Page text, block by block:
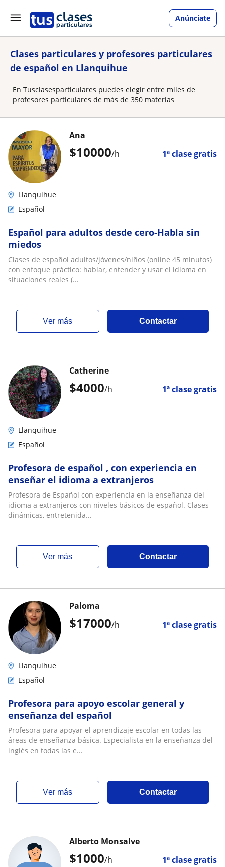
Anúnciate
Clases particulares y profesores particulares
de español en Llanquihue
En Tusclasesparticulares puedes elegir entre miles de
profesores particulares de más de 350 materias
$10000/h 1ª clase gratis
Ana
Llanquihue
Español
Español para adultos desde cero-Habla sin
miedos
Clases de español adultos/jóvenes/niños (online 45 minutos)
con enfoque práctico: hablar, entender y usar el idioma en
situaciones reales (...
ver más Contactar
$4000/h 1ª clase gratis
Catherine
Llanquihue
Español
Profesora de español , con experiencia en
enseñar el idioma a extranjeros
Profesora de Español con experiencia en la enseñanza del
idioma a extranjeros con niveles básicos de español. Clases
dinámicas, entretenida...
ver más Contactar
$17000/h 1ª clase gratis
Paloma
Llanquihue
Español
Profesora para apoyo escolar general y
enseñanza del español
Profesora para apoyar el aprendizaje escolar en todas las
áreas de enseñanza básica. Especialista en la enseñanza del
inglés en todas las e...
ver más Contactar
$1000/h 1ª clase gratis
Alberto Monsalve